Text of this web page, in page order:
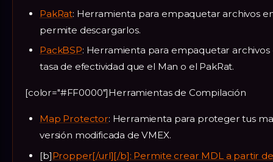
PakRat: Herramienta para empaquetar archivos
permite descargarlos.
PackBSP: Herramienta para empaquetar
tasa de efectividad que el Man o el PakRat.
[color="#FF0000"]Herramientas de Compilación
Map Protector: Herramienta para proteger tus
versión modificada de VMEX.
[b]Propper[/url][/b]: Permite crear MDL a partir de